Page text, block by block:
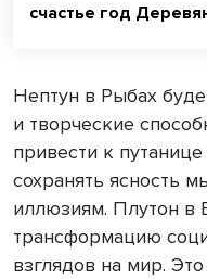
счастье год
Нептун в Рыбах
и творческие
привести к
сохранять ясность
иллюзиям. Плутон в
трансформацию
взглядов на мир.